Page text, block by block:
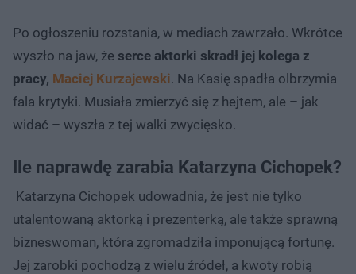
Po ogłoszeniu rozstania, w mediach zawrzało. Wkrótce
wyszło na jaw, że serce aktorki skradł jej kolega z
pracy, Maciej Kurzajewski. Na Kasię spadła olbrzymia
fala krytyki. Musiała zmierzyć się z hejtem, ale – jak
widać – wyszła z tej walki zwycięsko.
Ile naprawdę zarabia Katarzyna Cichopek?
Katarzyna Cichopek udowadnia, że jest nie tylko
utalentowaną aktorką i prezenterką, ale także sprawną
bizneswoman, która zgromadziła imponującą fortunę.
Jej zarobki pochodzą z wielu źródeł, a kwoty robią